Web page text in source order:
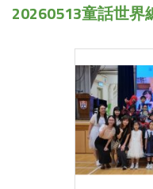
20260513童話世界